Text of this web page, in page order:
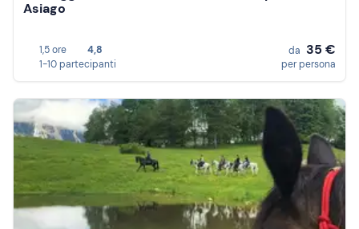
Asiago
1,5 ore
4,8
1-10 partecipanti
da 35 €
per persona